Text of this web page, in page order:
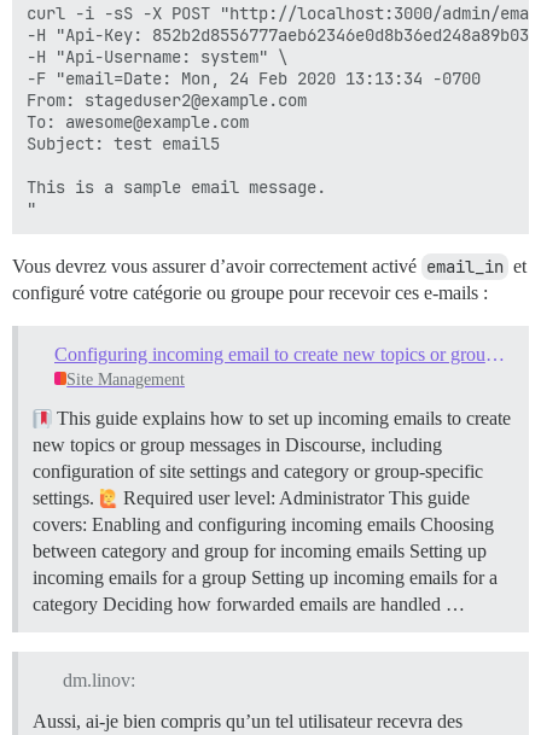
curl -i -sS -X POST "http://localhost:3000/admin/
-H "Api-Key:
-H "Api-Username: system" \
-F "email=Date: Mon, 24 Feb 2020 13:13:34 -0700
From: stageduser2@example.com
To: awesome@example.com
Subject: test email5
This is a sample email message.
Vous devrez vous assurer d’avoir correctement activé email_in et
configuré votre catégorie ou groupe pour recevoir ces e-mails :
Configuring incoming email to create new topics or group messages
Site Management
This guide explains how to set up incoming emails to create
new topics or group messages in Discourse, including
configuration of site settings and category or group-specific
settings.
Required user level: Administrator This guide
covers: Enabling and configuring incoming emails Choosing
between category and group for incoming emails Setting up
incoming emails for a group Setting up incoming emails for a
category Deciding how forwarded emails are handled …
dm.linov:
Aussi, ai-je bien compris qu’un tel utilisateur recevra des